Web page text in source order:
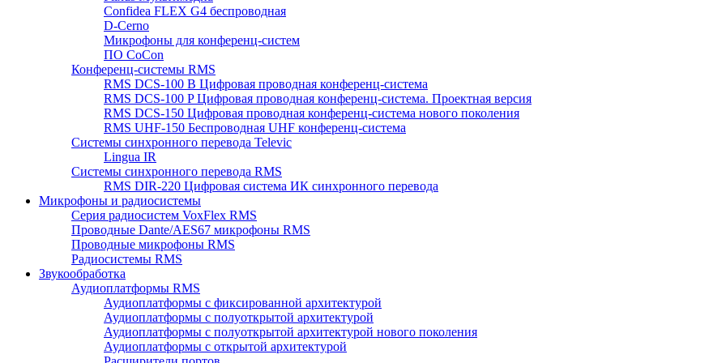
Confidea FLEX G4 беспроводная
D-Cerno
Микрофоны для конференц-систем
ПО CoCon
Конференц-системы RMS
RMS DCS-100 B Цифровая проводная конференц-система
RMS DCS-100 P Цифровая проводная конференц-система. Проектная версия
RMS DCS-150 Цифровая проводная конференц-система нового поколения
RMS UHF-150 Беспроводная UHF конференц-система
Системы синхронного перевода Televic
Lingua IR
Системы синхронного перевода RMS
RMS DIR-220 Цифровая система ИК синхронного перевода
Микрофоны и радиосистемы
Серия радиосистем VoxFlex RMS
Проводные Dante/AES67 микрофоны RMS
Проводные микрофоны RMS
Радиосистемы RMS
Звукообработка
Аудиоплатформы RMS
Аудиоплатформы с фиксированной архитектурой
Аудиоплатформы с полуоткрытой архитектурой
Аудиоплатформы с полуоткрытой архитектурой нового поколения
Аудиоплатформы с открытой архитектурой